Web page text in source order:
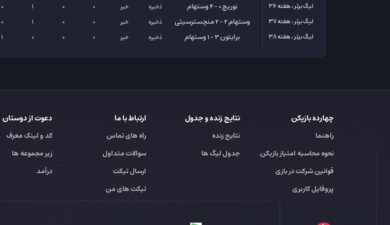
لیگ برتر ، هفته 36
نوریچ0 - 4 وستهام ذخیره خیر 0
0
1
0
لیگ برتر ، هفته 37
وستهام2 - 2 منچسترسیتی ذخیره خیر 0
0
1
0
لیگ برتر ، هفته 38
برایتون3 - 1 وستهام ذخیره خیر 0
0
0
1
چهارده بازیکن
راهنما
نحوه محاسبه امتیاز بازیکن
قوانین شرکت در بازی
پروفایل کاربری
نتایج زنده و جدول
نتایج زنده
جدول لیگ ها
ارتباط با ما
راه های تماس
سوالات متداول
ارسال تیکت
تیکت های من
دعوت از دوستان
کد و لینک معرف
زیر مجموعه ها
درآمد